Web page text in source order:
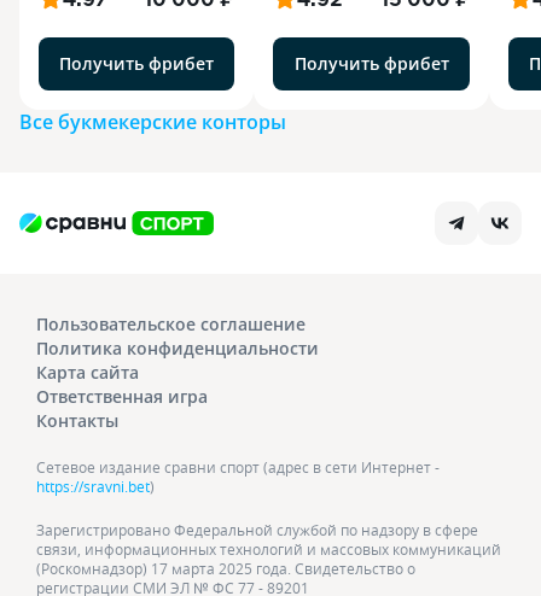
Получить фрибет Получить фрибет
Все букмекерские конторы
Пользовательское соглашение
Политика конфиденциальности
Карта сайта
Ответственная игра
Контакты
Сетевое издание сравни спорт (адрес в сети Интернет -
https://sravni.bet)
Зарегистрировано Федеральной службой по надзору в сфере
связи, информационных технологий и массовых коммуникаций
(Роскомнадзор) 17 марта 2025 года. Свидетельство о
регистрации СМИ ЭЛ № ФС 77 - 89201